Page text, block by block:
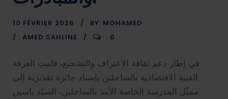
10 FÉVRIER 2026 BY MOHAMED
AMED SAHLINE
0
في إطار دعم ثقافة الاعتراف والتشجيع، قامت الغرفة
الفتية الاقتصادية بالساحلين بإسناد جائزة تقديرية إلى
ممثّل المدرسة الخاصة الأمد بالساحلين، السيّد ياسين